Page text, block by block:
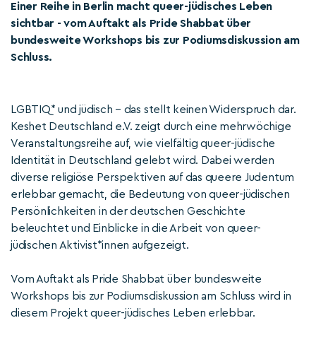
Einer Reihe in Berlin macht queer-jüdisches Leben
sichtbar - vom Auftakt als Pride Shabbat über
bundesweite Workshops bis zur Podiumsdiskussion am
Schluss.
LGBTIQ* und jüdisch – das stellt keinen Widerspruch dar.
Keshet Deutschland e.V. zeigt durch eine mehrwöchige
Veranstaltungsreihe auf, wie vielfältig queer-jüdische
Identität in Deutschland gelebt wird. Dabei werden
diverse religiöse Perspektiven auf das queere Judentum
erlebbar gemacht, die Bedeutung von queer-jüdischen
Persönlichkeiten in der deutschen Geschichte
beleuchtet und Einblicke in die Arbeit von queer-
jüdischen Aktivist*innen aufgezeigt.
Vom Auftakt als Pride Shabbat über bundesweite
Workshops bis zur Podiumsdiskussion am Schluss wird in
diesem Projekt queer-jüdisches Leben erlebbar.